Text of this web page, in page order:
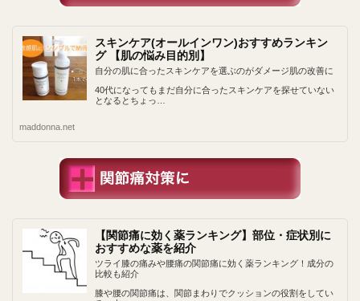
スキンケア(オールインワン)おすすめランキン
グ 【肌の悩み目的別】
自分の肌に合ったスキンケアを選ぶのがダメージ肌の改善に
40代になってもまだ自分に合ったスキンケアを探せていない
となるとちょっ…
maddonna.net
【関節痛に効く薬ランキング】部位・症状別に
おすすめな薬を紹介
ツライ膝の痛みや腰痛の関節痛に効く薬ランキング！成分の
比較も紹介
膝や腰の関節痛は、関節まわりでクッションの役割をしてい